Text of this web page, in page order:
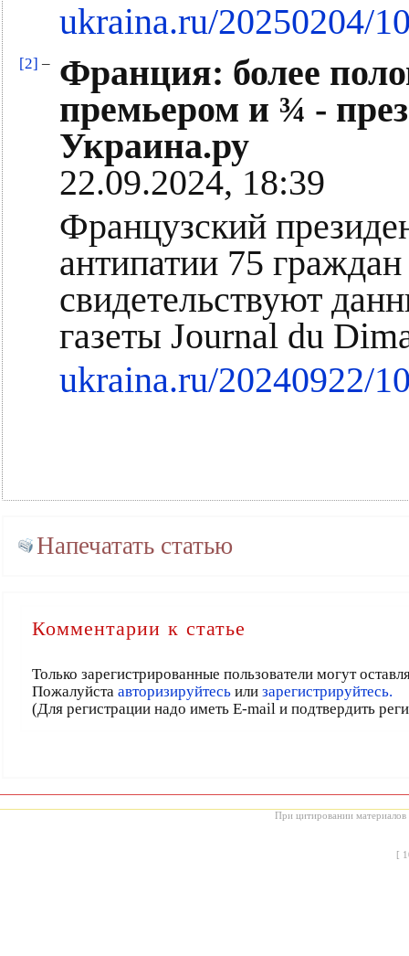
ukraina.ru/20250204/
[2] – Франция: более
премьером и ¾ -
Украина.ру
22.09.2024, 18:39
Французский
антипатии 75
свидетельствуют
газеты Journal du
ukraina.ru/20240922/
Напечатать статью
Комментарии к статье
Только зарегистрированные пользователи могут
Пожалуйста авторизируйтесьили зарегистрируйтесь.
(Для регистрации надо иметь E-mail и подтвердить
При цитировании материалов
[